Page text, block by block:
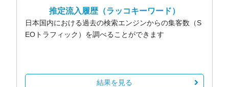
推定流入履歴（ラッコキーワード）
日本国内における過去の検索エンジンからの集客数（S
EOトラフィック）を調べることができます
結果を見る